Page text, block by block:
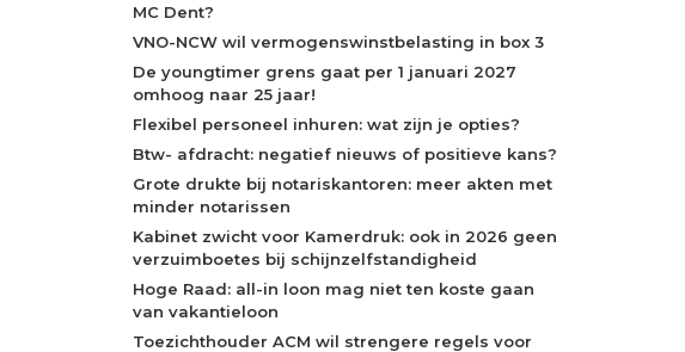
MC Dent?
VNO-NCW wil vermogenswinstbelasting in box 3
De youngtimer grens gaat per 1 januari 2027
omhoog naar 25 jaar!
Flexibel personeel inhuren: wat zijn je opties?
Btw- afdracht: negatief nieuws of positieve kans?
Grote drukte bij notariskantoren: meer akten met
minder notarissen
Kabinet zwicht voor Kamerdruk: ook in 2026 geen
verzuimboetes bij schijnzelfstandigheid
Hoge Raad: all-in loon mag niet ten koste gaan
van vakantieloon
Toezichthouder ACM wil strengere regels voor